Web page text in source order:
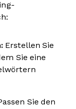
Erstellen Sie
Sie eine
Sie den